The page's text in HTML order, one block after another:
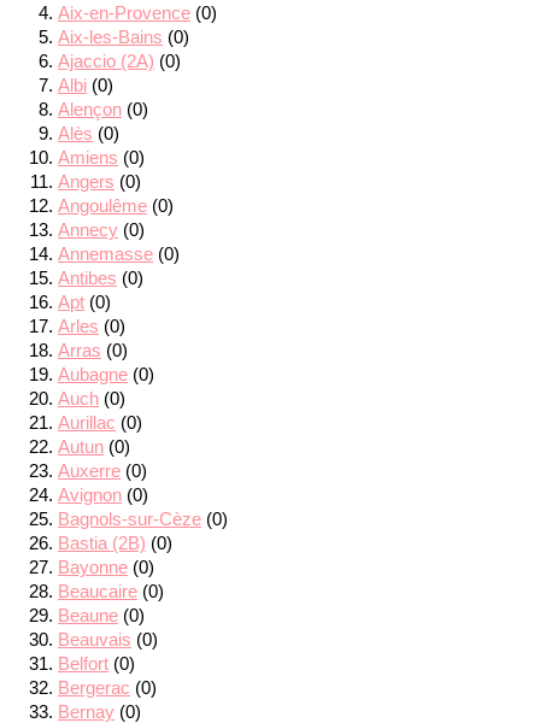
Aix-en-Provence (0)
Aix-les-Bains (0)
Ajaccio (2A) (0)
Albi (0)
Alençon (0)
Alès (0)
Amiens (0)
Angers (0)
Angoulême (0)
Annecy (0)
Annemasse (0)
Antibes (0)
Apt (0)
Arles (0)
Arras (0)
Aubagne (0)
Auch (0)
Aurillac (0)
Autun (0)
Auxerre (0)
Avignon (0)
Bagnols-sur-Cèze (0)
Bastia (2B) (0)
Bayonne (0)
Beaucaire (0)
Beaune (0)
Beauvais (0)
Belfort (0)
Bergerac (0)
Bernay (0)